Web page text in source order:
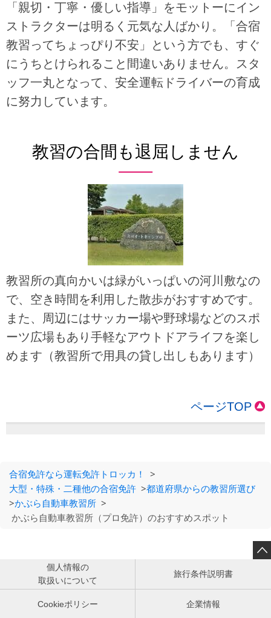
「親切・丁寧・優しい指導」をモットーにイン
ストラクターは明るく元気な人ばかり。「合宿
教習ってちょっぴり不安」という方でも、すぐ
にうちとけられること間違いありません。スタ
ッフ一丸となって、安全運転ドライバーの育成
に努力しています。
教習の合間も退屈しません
教習所の真向かいは緑がいっぱいの河川敷なの
で、空き時間を利用した散歩がおすすめです。
また、周辺にはサッカー場や野球場などのスポ
ーツ広場もあり手軽なアウトドアライフを楽し
めます（教習所で用具の貸し出しもあります）
ページTOP
合宿免許なら運転免許トロッカ！
>
大型・特殊・二種他の合宿免許 >都道府県からの教習所選び
>かぶら自動車教習所 >
かぶら自動車教習所（プロ免許）のおすすめスポット

個人情報の
取扱いについて
旅行条件説明書
Cookieポリシー 企業情報